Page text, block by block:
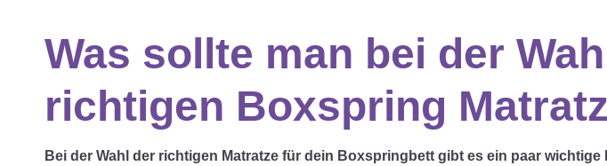
Was sollte man bei der
richtigen Boxspring
Bei der Wahl der richtigen Matratze für dein Boxspringbett gibt es ein paar